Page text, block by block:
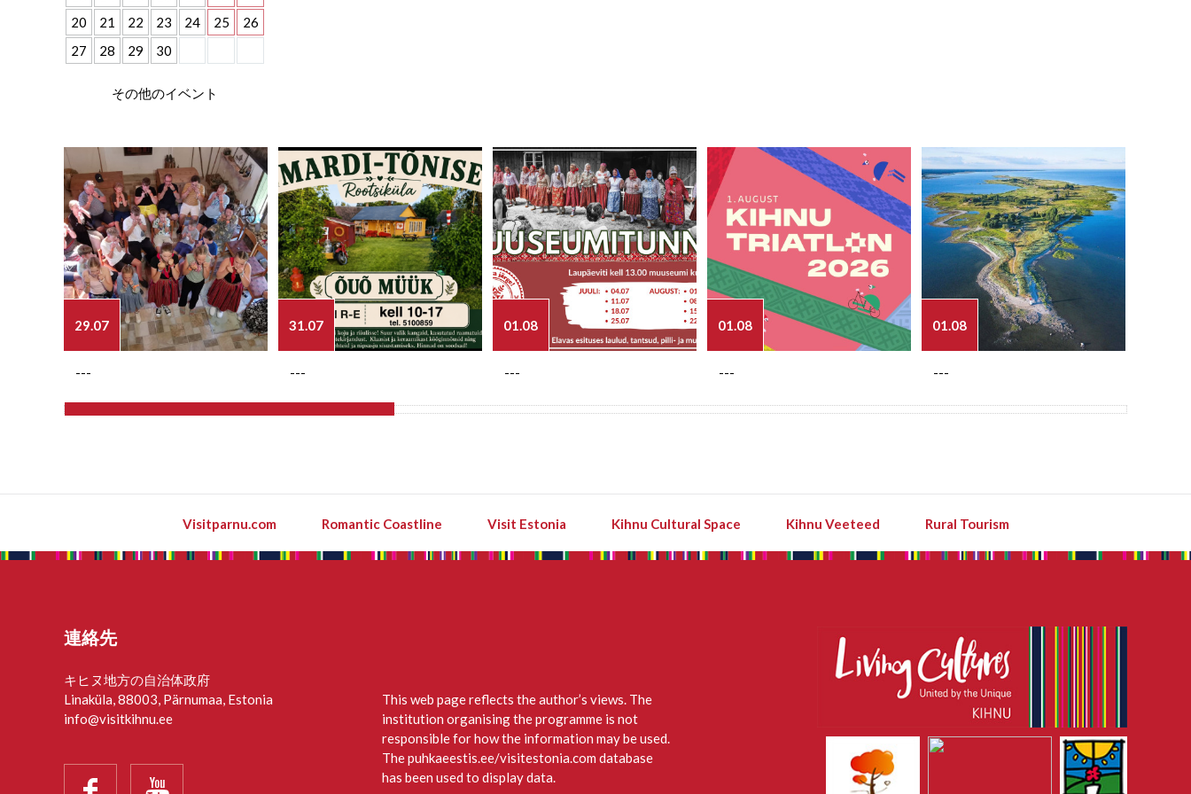
20
21 22 23 24 25
26
27
28 29 30
その他のイベント
29.07
---
31.07
---
01.08
---
01.08
---
01.08
---
Visitparnu.com Romantic Coastline Visit Estonia Kihnu Cultural Space Kihnu Veeteed Rural Tourism
連絡先
キヒヌ地方の自治体政府
Linaküla, 88003, Pärnumaa, Estonia
info@visitkihnu.ee
This web page reflects the author’s views. The
institution organising the programme is not
responsible for how the information may be used.
The puhkaeestis.ee/visitestonia.com database
has been used to display data.